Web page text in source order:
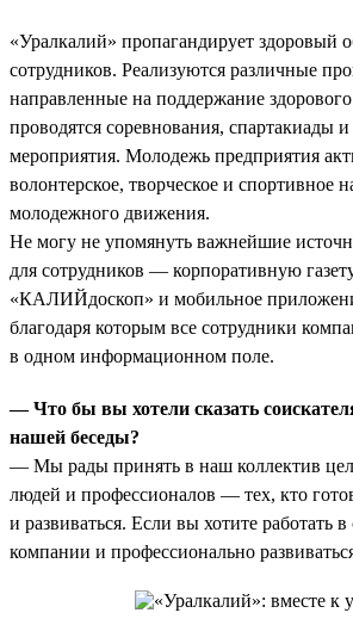
«Уралкалий» пропагандирует здоровый
сотрудников. Реализуются различные
направленные на поддержание
проводятся соревнования, спартакиады
мероприятия. Молодежь предприятия
волонтерское, творческое и спортивное
молодежного движения.
Не могу не упомянуть важнейшие
для сотрудников — корпоративную
«КАЛИЙдоскоп» и мобильное
благодаря которым все сотрудники
в одном информационном поле.
— Что бы вы хотели сказать
нашей беседы?
— Мы рады принять в наш коллектив
людей и профессионалов — тех, кто
и развиваться. Если вы хотите работать в
компании и профессионально